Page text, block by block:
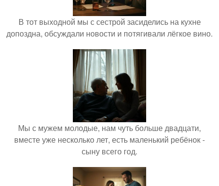
В тот выходной мы с сестрой засиделись на кухне
допоздна, обсуждали новости и потягивали лёгкое вино.
Мы с мужем молодые, нам чуть больше двадцати,
вместе уже несколько лет, есть маленький ребёнок -
сыну всего год.